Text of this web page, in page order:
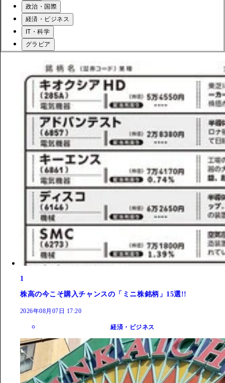
政治・国際
経済・ビジネス
IT・科学
グラビア
1
株高の今こそ購入チャンスの「ミニ株銘柄」15選!!
2026年08月07日 17:20
経済・ビジネス